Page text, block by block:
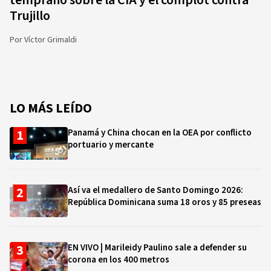
Trujillo
PorVíctor Grimaldi
LO MÁS LEÍDO
Panamá y China chocan en la OEA por conflicto
portuario y mercante
Así va el medallero de Santo Domingo 2026:
República Dominicana suma 18 oros y 85 preseas
EN VIVO | Marileidy Paulino sale a defender su
corona en los 400 metros